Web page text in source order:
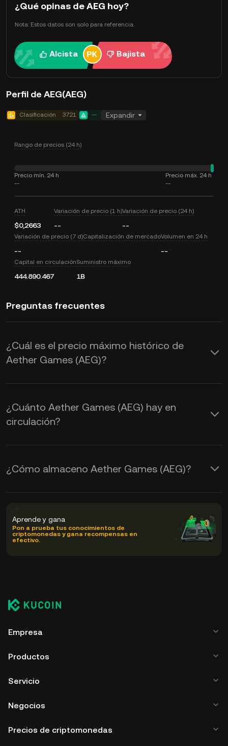
¿Qué opinas de AEG hoy?
Nota: Estos datos son solo para referencia.
Alcista Bajista
Perfil de AEG(AEG)
Clasificación 3721 -- Expandir
Rango de precios (24 h)
Precio mín. 24 h
--
Precio máx. 24 h
--
ATH
$0,2663
Variación de precio (1 h)
--
Variación de precio (24 h)
--
Variación de precio (7 d)
--
Capitalización de mercadoVolumen en 24 h
--
Capital en circulación
444.890.467
Suministro máximo
1B
Preguntas frecuentes
¿Cuál es el precio máximo histórico de
Aether Games (AEG)?
¿Cuánto Aether Games (AEG) hay en
circulación?
¿Cómo almaceno Aether Games (AEG)?
Aprende y gana
Pon a prueba tus conocimientos de
criptomonedas y gana recompensas en
efectivo.
Empresa
Productos
Servicio
Negocios
Precios de criptomonedas